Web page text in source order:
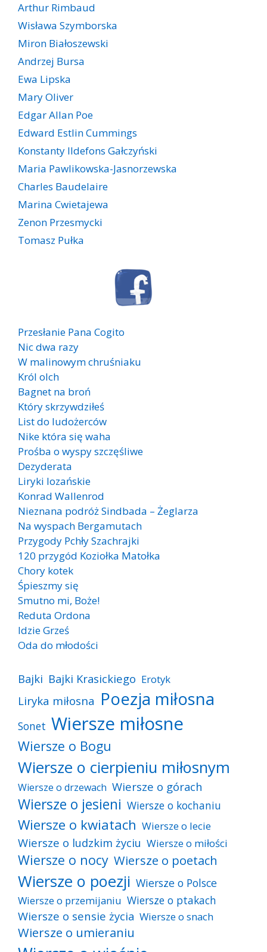
Arthur Rimbaud
Wisława Szymborska
Miron Białoszewski
Andrzej Bursa
Ewa Lipska
Mary Oliver
Edgar Allan Poe
Edward Estlin Cummings
Konstanty Ildefons Gałczyński
Maria Pawlikowska-Jasnorzewska
Charles Baudelaire
Marina Cwietajewa
Zenon Przesmycki
Tomasz Pułka
Przesłanie Pana Cogito
Nic dwa razy
W malinowym chruśniaku
Król olch
Bagnet na broń
Który skrzywdziłeś
List do ludożerców
Nike która się waha
Prośba o wyspy szczęśliwe
Dezyderata
Liryki lozańskie
Konrad Wallenrod
Nieznana podróż Sindbada – Żeglarza
Na wyspach Bergamutach
Przygody Pchły Szachrajki
120 przygód Koziołka Matołka
Chory kotek
Śpieszmy się
Smutno mi, Boże!
Reduta Ordona
Idzie Grześ
Oda do młodości
Bajki Bajki Krasickiego Erotyk
Liryka miłosna Poezja miłosna
Sonet Wiersze miłosne
Wiersze o Bogu
Wiersze o cierpieniu miłosnym
Wiersze o drzewach Wiersze o górach
Wiersze o jesieni Wiersze o kochaniu
Wiersze o kwiatach Wiersze o lecie
Wiersze o ludzkim życiu Wiersze o miłości
Wiersze o nocy Wiersze o poetach
Wiersze o poezji Wiersze o Polsce
Wiersze o przemijaniu Wiersze o ptakach
Wiersze o sensie życia Wiersze o snach
Wiersze o umieraniu